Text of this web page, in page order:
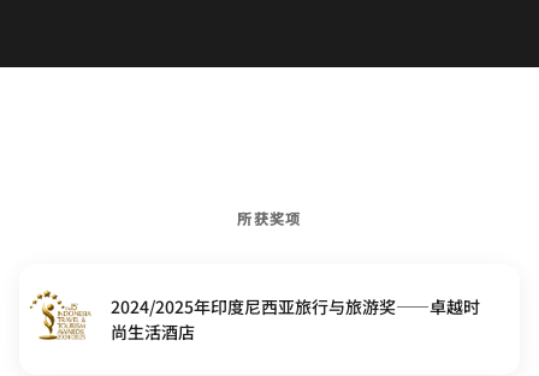
所获奖项
2024/2025年印度尼西亚旅行与旅游奖——卓越时
尚生活酒店